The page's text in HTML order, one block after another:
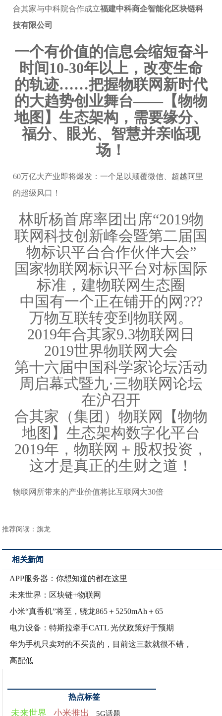
合其家与中科院合作成立福建中科商企智能化区块链科
技有限公司
一个有价值的信息会缩短奋斗
时间10-30年以上，改变生命
的轨迹……把握物联网新时代
的大趋势创业舞台——【物物
地图】生态架构，需要缘分、
福分、眼光、智慧并亲临现
场！
60万亿大产业即将爆发：一个足以颠覆微信、超越阿里
的超级风口！
林昕杨首席率团出席“2019物
联网科技创新峰会暨第二届国
物标识平台合作伙伴大会”
国家物联网标识平台对标国际
标准，建物联网生态圈
中国有一个正在铺开的网???
万物互联转变到物联网。
2019年合其家9.3物联网日
2019世界物联网大会
第十六届中国科学家论坛活动
周启幕式暨九·三物联网论坛
在沪召开
合其家（集团）物联网【物物
地图】生态架构数字化平台
2019年，物联网＋股权投资，
这才是真正的生财之道！
物联网所带来的产业价值将比互联网大30倍
推荐阅读：旗龙
相关新闻
APP服务器：你想知道的都在这里
未来世界：区块链+物联网
小米“真香机”将至，骁龙865＋5250mAh＋65
电力设备：特斯拉牵手CATL 光伏政策好于预期
华为手机只卖对的不买贵的，目前这三款就很不错，
高配低
热点标签
未来世界 小米推出 5G话题